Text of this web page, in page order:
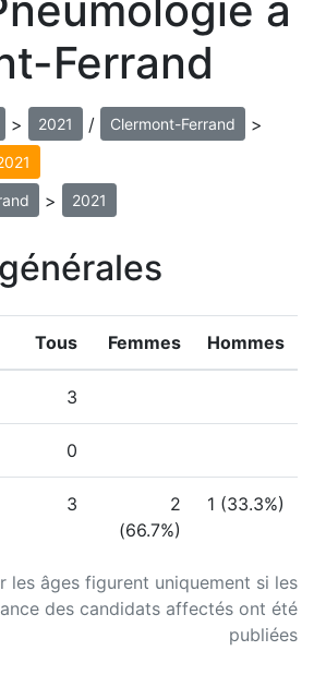
Ferrand
> 2021 / Clermont-Ferrand >
> 2021
les âges figurent uniquement si les
des candidats affectés ont été
publiées
Tous Femmes Hommes
3
0
3
2
(66.7%)
1 (33.3%)